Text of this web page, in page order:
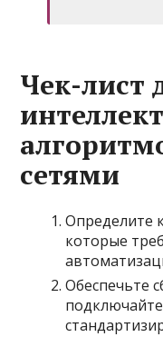
Чек-лист
сетями
Определите
которые
Обеспечьте